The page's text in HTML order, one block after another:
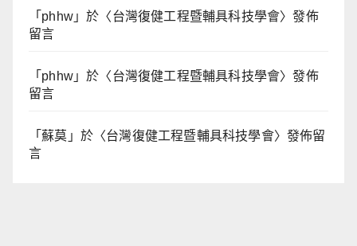
「 phhw 」於〈台灣復健工程暨輔具科技學會〉發佈
留言
「 phhw 」於〈台灣復健工程暨輔具科技學會〉發佈
留言
「蘇莫 」於〈台灣復健工程暨輔具科技學會〉發佈留
言